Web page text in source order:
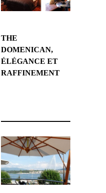
THE
DOMENICAN,
ÉLÉGANCE ET
RAFFINEMENT